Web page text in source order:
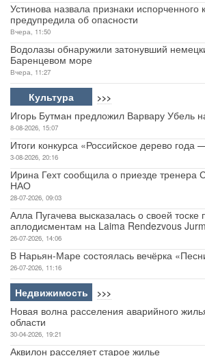
Устинова назвала признаки испорченного
предупредила об опасности
Вчера, 11:50
Водолазы обнаружили затонувший
Баренцевом море
Вчера, 11:27
Культура >>>
Игорь Бутман предложил Варвару Убель
8-08-2026, 15:07
Итоги конкурса «Российское дерево года
3-08-2026, 20:16
Ирина Гехт сообщила о приезде тренера
НАО
28-07-2026, 09:03
Алла Пугачева высказалась о своей тоске
аплодисментам на Laima Rendezvous
26-07-2026, 14:06
В Нарьян-Маре состоялась вечёрка
26-07-2026, 11:16
Недвижимость >>>
Новая волна расселения аварийного
области
30-04-2026, 19:21
Аквилон расселяет старое жилье